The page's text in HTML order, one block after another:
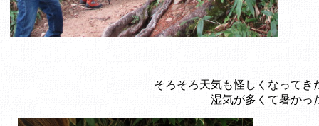
そろそろ天気も怪しくなってき
湿気が多くて暑かっ